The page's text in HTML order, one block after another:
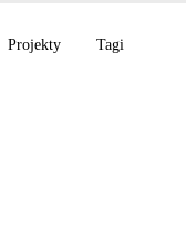
Projekty Tagi